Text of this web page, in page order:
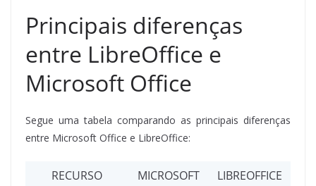
Principais diferenças
entre LibreOffice e
Microsoft Office
Segue uma tabela comparando as principais diferenças
entre Microsoft Office e LibreOffice:
RECURSO
MICROSOFT
LIBREOFFICE